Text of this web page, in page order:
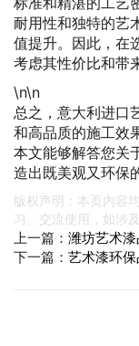
耐用性和独特的艺
值提升。因此，在
考虑其性价比和带
\n\n
总之，意大利进口
和高品质的施工效
本文能够解答您关
造出既美观又环保
版权声明：本页内容
习、交流使用，如涉
上一篇： 潍坊艺术
下一篇： 艺术漆环